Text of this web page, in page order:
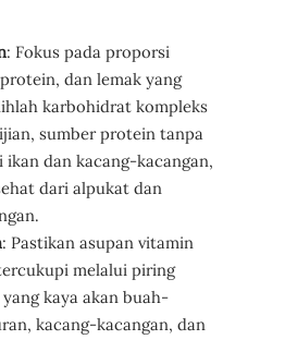
: Fokus pada proporsi
dan lemak yang
karbohidrat kompleks
sumber protein tanpa
ikan dan kacang-kacangan,
dari alpukat dan
: Pastikan asupan vitamin
melalui piring
kaya akan buah-
kacang-kacangan, dan